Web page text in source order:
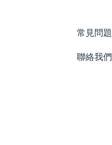
常見問題
聯絡我們